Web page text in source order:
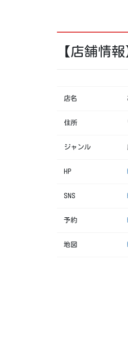
【店舗情報
店名
住所
ジャンル
HP
SNS
予約
地図